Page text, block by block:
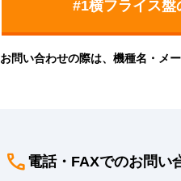
お問い合わせの際は、機種名・メ
電話・FAXでのお問い